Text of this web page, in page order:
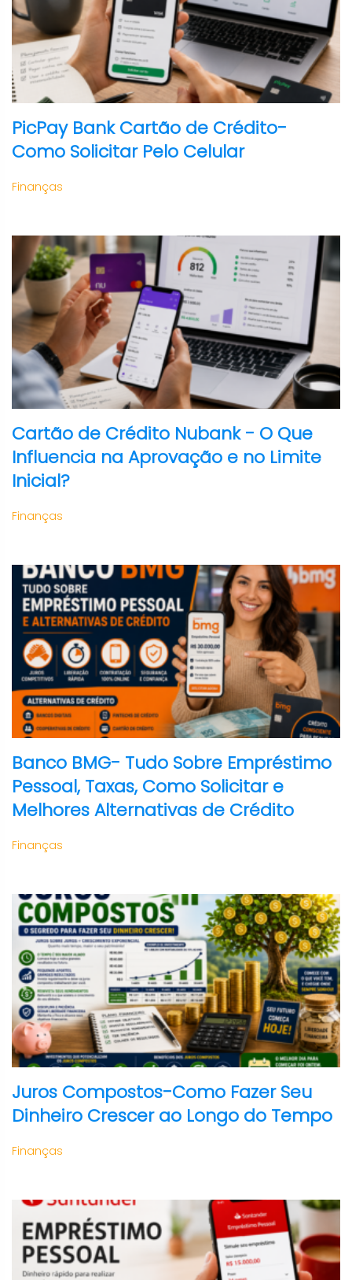
PicPay Bank Cartão de Crédito-
Como Solicitar Pelo Celular
Finanças
Cartão de Crédito Nubank - O Que
Influencia na Aprovação e no Limite
Inicial?
Finanças
Banco BMG- Tudo Sobre Empréstimo
Pessoal, Taxas, Como Solicitar e
Melhores Alternativas de Crédito
Finanças
Juros Compostos-Como Fazer Seu
Dinheiro Crescer ao Longo do Tempo
Finanças